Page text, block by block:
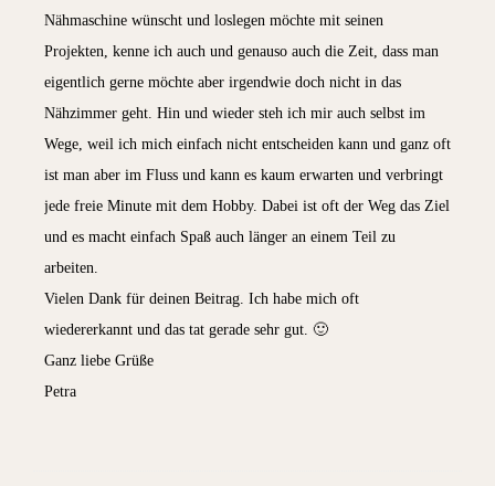
Nähmaschine wünscht und loslegen möchte mit seinen
Projekten, kenne ich auch und genauso auch die Zeit, dass man
eigentlich gerne möchte aber irgendwie doch nicht in das
Nähzimmer geht. Hin und wieder steh ich mir auch selbst im
Wege, weil ich mich einfach nicht entscheiden kann und ganz oft
ist man aber im Fluss und kann es kaum erwarten und verbringt
jede freie Minute mit dem Hobby. Dabei ist oft der Weg das Ziel
und es macht einfach Spaß auch länger an einem Teil zu
arbeiten.
Vielen Dank für deinen Beitrag. Ich habe mich oft
wiedererkannt und das tat gerade sehr gut. 🙂
Ganz liebe Grüße
Petra